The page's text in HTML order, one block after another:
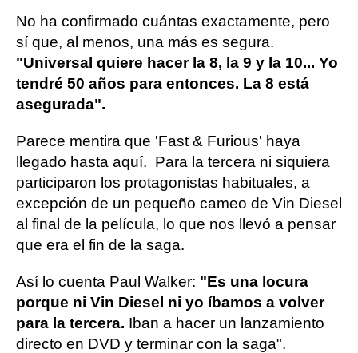
No ha confirmado cuántas exactamente, pero
sí que, al menos, una más es segura.
"Universal quiere hacer la 8, la 9 y la 10... Yo
tendré 50 años para entonces. La 8 está
asegurada".
Parece mentira que 'Fast & Furious' haya
llegado hasta aquí. Para la tercera ni siquiera
participaron los protagonistas habituales, a
excepción de un pequeño cameo de Vin Diesel
al final de la película, lo que nos llevó a pensar
que era el fin de la saga.
Así lo cuenta Paul Walker: "Es una locura
porque ni Vin Diesel ni yo íbamos a volver
para la tercera. Iban a hacer un lanzamiento
directo en DVD y terminar con la saga".